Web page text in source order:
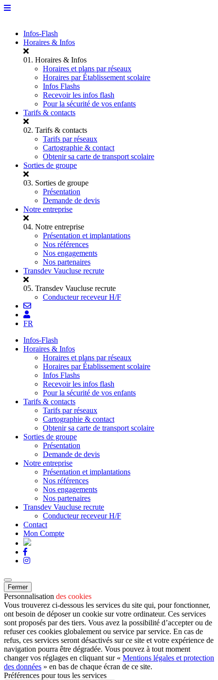
Infos-Flash
Horaires & Infos
01. Horaires & Infos
Horaires et plans par réseaux
Horaires par Établissement scolaire
Infos Flashs
Recevoir les infos flash
Pour la sécurité de vos enfants
Tarifs & contacts
02. Tarifs & contacts
Tarifs par réseaux
Cartographie & contact
Obtenir sa carte de transport scolaire
Sorties de groupe
03. Sorties de groupe
Présentation
Demande de devis
Notre entreprise
04. Notre entreprise
Présentation et implantations
Nos références
Nos engagements
Nos partenaires
Transdev Vaucluse recrute
05. Transdev Vaucluse recrute
Conducteur receveur H/F
FR
Infos-Flash
Horaires & Infos
Horaires et plans par réseaux
Horaires par Établissement scolaire
Infos Flashs
Recevoir les infos flash
Pour la sécurité de vos enfants
Tarifs & contacts
Tarifs par réseaux
Cartographie & contact
Obtenir sa carte de transport scolaire
Sorties de groupe
Présentation
Demande de devis
Notre entreprise
Présentation et implantations
Nos références
Nos engagements
Nos partenaires
Transdev Vaucluse recrute
Conducteur receveur H/F
Contact
Mon Compte
Fermer
Personnalisation des cookies
Vous trouverez ci-dessous les services du site qui, pour fonctionner,
ont besoin de déposer un cookie sur votre ordinateur. Ces services
sont proposés par des tiers. Vous avez la possibilité d’accepter ou de
refuser ces cookies globalement ou service par service. En cas de
refus, ces services seront désactivés sur ce site et votre expérience de
navigation pourra être dégradée. Vous pouvez à tout moment
changer vos réglages en cliquant sur « Mentions légales et protection
des données » en bas de chaque écran de ce site.
Préférences pour tous les services